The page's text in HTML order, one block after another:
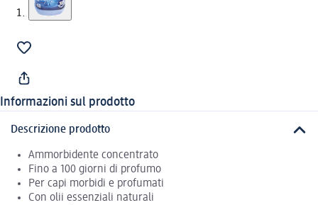
Informazioni sul prodotto
Descrizione prodotto
Ammorbidente concentrato
Fino a 100 giorni di profumo
Per capi morbidi e profumati
Con olii essenziali naturali